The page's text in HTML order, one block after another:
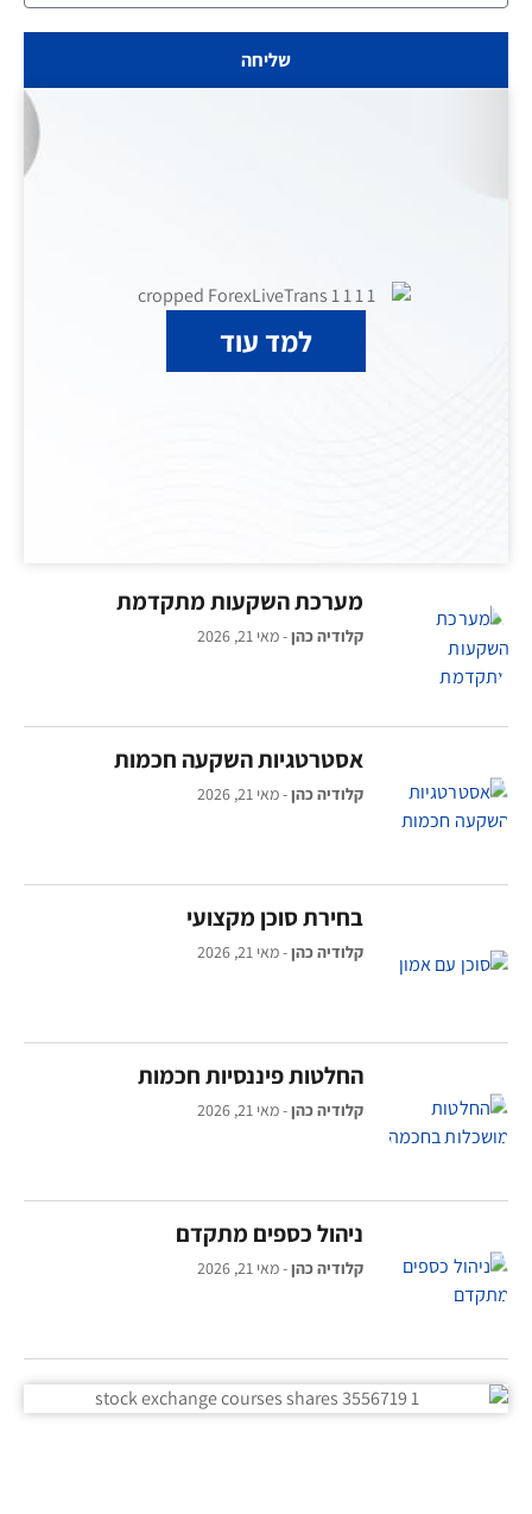
שליחה
למד עוד
מערכת השקעות מתקדמת
קלודיה כהן מאי 21, 2026
אסטרטגיות השקעה חכמות
קלודיה כהן מאי 21, 2026
בחירת סוכן מקצועי
קלודיה כהן מאי 21, 2026
החלטות פיננסיות חכמות
קלודיה כהן מאי 21, 2026
ניהול כספים מתקדם
קלודיה כהן מאי 21, 2026